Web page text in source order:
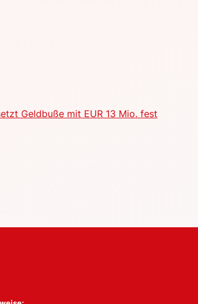
Geldbuße mit EUR 13 Mio. fest